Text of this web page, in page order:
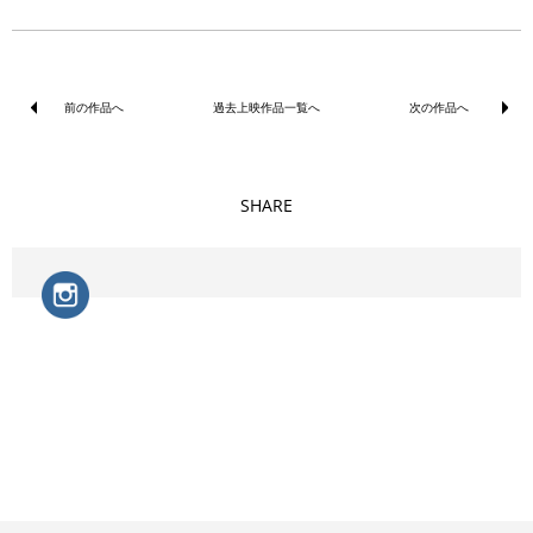
前の作品へ 過去上映作品一覧へ 次の作品へ
SHARE